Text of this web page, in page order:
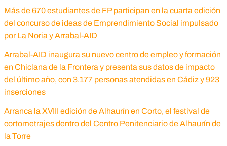
Más de 670 estudiantes de FP participan en la cuarta edición
del concurso de ideas de Emprendimiento Social impulsado
por La Noria y Arrabal-AID
Arrabal-AID inaugura su nuevo centro de empleo y formación
en Chiclana de la Frontera y presenta sus datos de impacto
del último año, con 3.177 personas atendidas en Cádiz y 923
inserciones
Arranca la XVIII edición de Alhaurín en Corto, el festival de
cortometrajes dentro del Centro Penitenciario de Alhaurín de
la Torre